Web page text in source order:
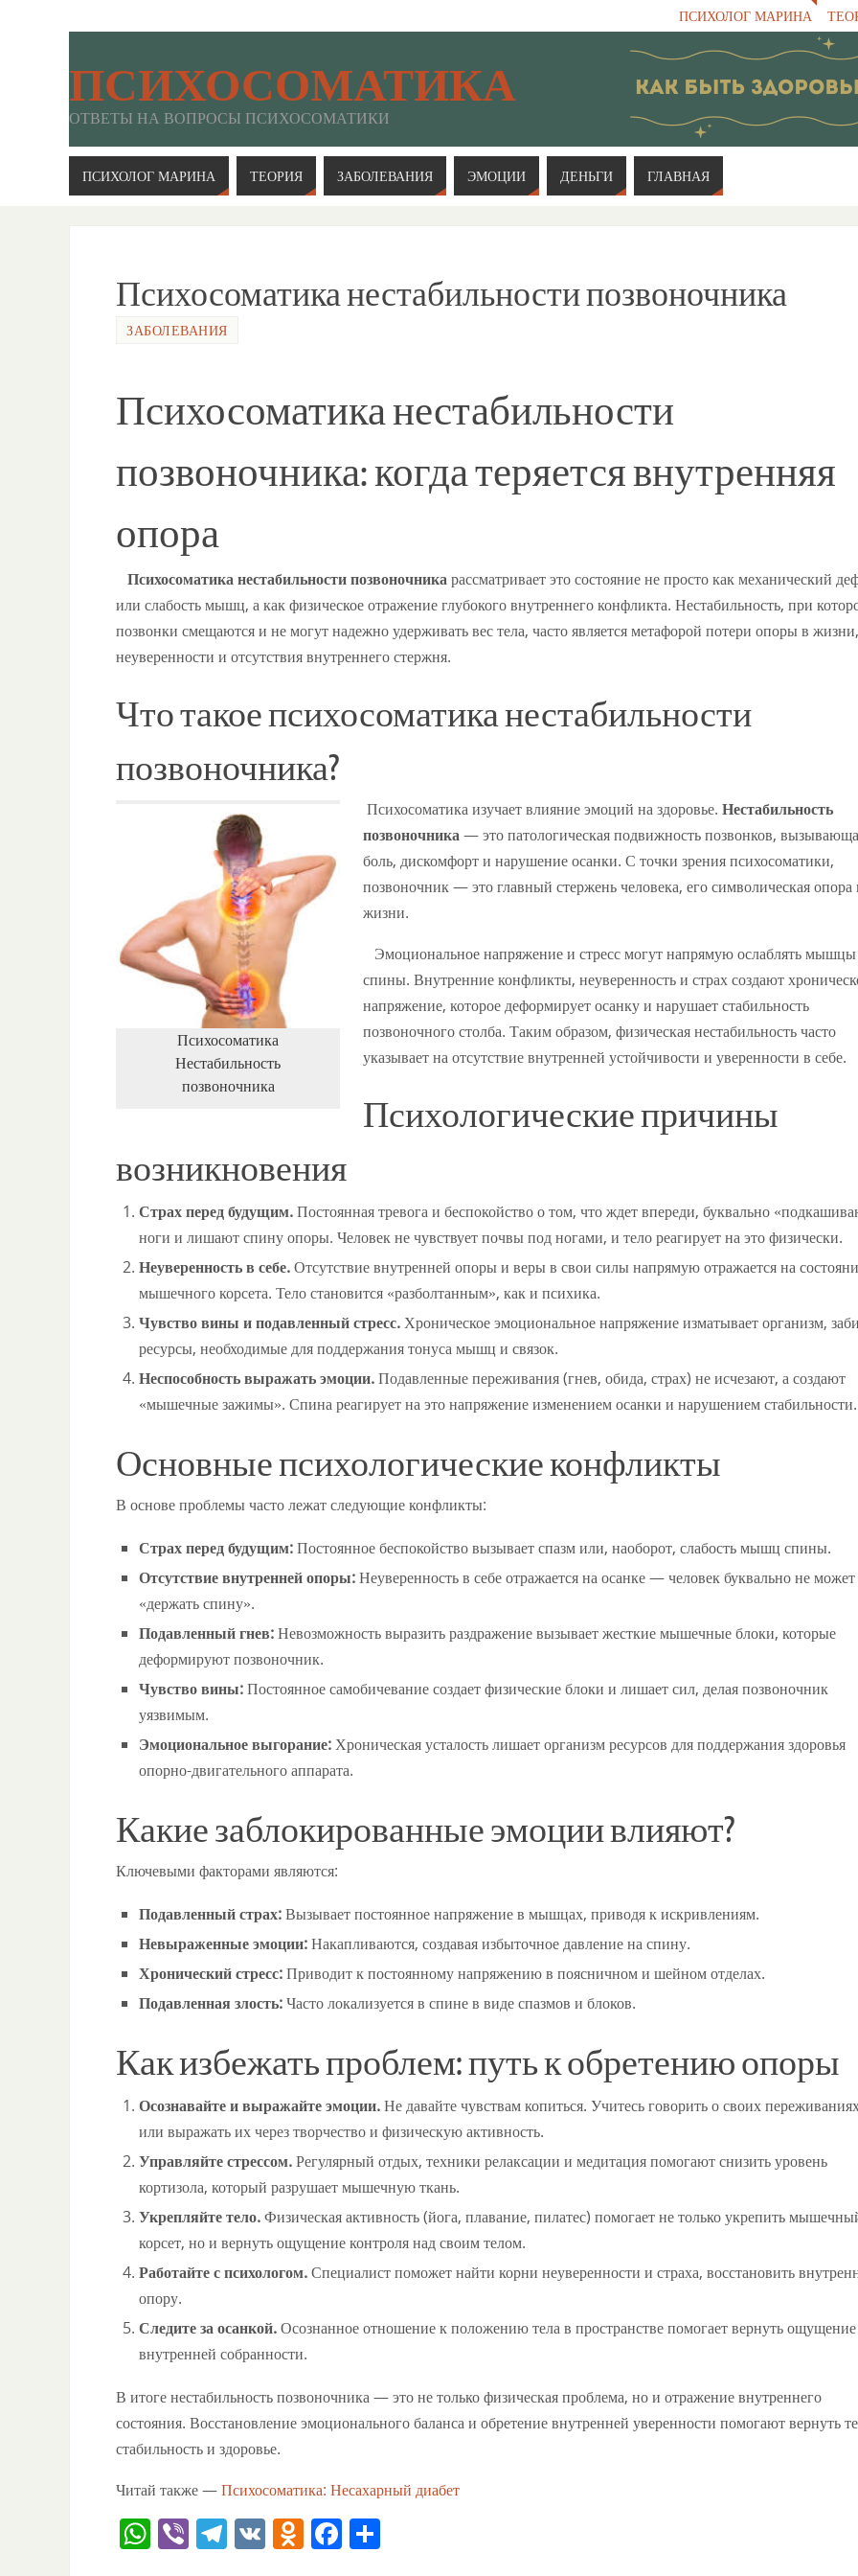
ПСИХОЛОГ МАРИНА
ПСИХОСОМАТИКА
ОТВЕТЫ НА ВОПРОСЫ ПСИХОСОМАТИКИ
ПСИХОЛОГ МАРИНА ТЕОРИЯ ЗАБОЛЕВАНИЯ ЭМОЦИИ ДЕНЬГИ ГЛАВНАЯ
Психосоматика нестабильности позвоночника
ЗАБОЛЕВАНИЯ
Психосоматика нестабильности
позвоночника: когда теряется внутренняя
опора
Психосоматика нестабильности позвоночникарассматривает это состояние не просто как механический
или слабость мышц, а как физическое отражение глубокого внутреннего конфликта. Нестабильность, при
позвонки смещаются и не могут надежно удерживать вес тела, часто является метафорой потери опоры в жизни,
неуверенности и отсутствия внутреннего стержня.
Что такое психосоматика нестабильности
позвоночника?
Психосоматика
Нестабильность
позвоночника
Психосоматика изучает влияние эмоций на здоровье. Нестабильность
позвоночника— это патологическая подвижность позвонков,
боль, дискомфорт и нарушение осанки. С точки зрения психосоматики,
позвоночник — это главный стержень человека, его символическая опора
жизни.
Эмоциональное напряжение и стресс могут напрямую ослаблять мышцы
спины. Внутренние конфликты, неуверенность и страх создают
напряжение, которое деформирует осанку и нарушает стабильность
позвоночного столба. Таким образом, физическая нестабильность часто
указывает на отсутствие внутренней устойчивости и уверенности в себе.
Психологические причины
возникновения
Страх перед будущим.Постоянная тревога и беспокойство о том, что ждет впереди, буквально
ноги и лишают спину опоры. Человек не чувствует почвы под ногами, и тело реагирует на это физически.
Неуверенность в себе.Отсутствие внутренней опоры и веры в свои силы напрямую отражается на
мышечного корсета. Тело становится «разболтанным», как и психика.
Чувство вины и подавленный стресс.Хроническое эмоциональное напряжение изматывает организм,
ресурсы, необходимые для поддержания тонуса мышц и связок.
Неспособность выражать эмоции.Подавленные переживания (гнев, обида, страх) не исчезают, а создают
«мышечные зажимы». Спина реагирует на это напряжение изменением осанки и нарушением стабильности.
Основные психологические конфликты
В основе проблемы часто лежат следующие конфликты:
Страх перед будущим:Постоянное беспокойство вызывает спазм или, наоборот, слабость мышц спины.
Отсутствие внутренней опоры:Неуверенность в себе отражается на осанке — человек буквально не может
«держать спину».
Подавленный гнев:Невозможность выразить раздражение вызывает жесткие мышечные блоки, которые
деформируют позвоночник.
Чувство вины:Постоянное самобичевание создает физические блоки и лишает сил, делая позвоночник
уязвимым.
Эмоциональное выгорание:Хроническая усталость лишает организм ресурсов для поддержания здоровья
опорно-двигательного аппарата.
Какие заблокированные эмоции влияют?
Ключевыми факторами являются:
Подавленный страх:Вызывает постоянное напряжение в мышцах, приводя к искривлениям.
Невыраженные эмоции:Накапливаются, создавая избыточное давление на спину.
Хронический стресс:Приводит к постоянному напряжению в поясничном и шейном отделах.
Подавленная злость:Часто локализуется в спине в виде спазмов и блоков.
Как избежать проблем: путь к обретению опоры
Осознавайте и выражайте эмоции.Не давайте чувствам копиться. Учитесь говорить о своих
или выражать их через творчество и физическую активность.
Управляйте стрессом.Регулярный отдых, техники релаксации и медитация помогают снизить уровень
кортизола, который разрушает мышечную ткань.
Укрепляйте тело.Физическая активность (йога, плавание, пилатес) помогает не только укрепить
корсет, но и вернуть ощущение контроля над своим телом.
Работайте с психологом.Специалист поможет найти корни неуверенности и страха, восстановить
опору.
Следите за осанкой.Осознанное отношение к положению тела в пространстве помогает вернуть ощущение
внутренней собранности.
В итоге нестабильность позвоночника — это не только физическая проблема, но и отражение внутреннего
состояния. Восстановление эмоционального баланса и обретение внутренней уверенности помогают вернуть
стабильность и здоровье.
Читай также —Психосоматика: Несахарный диабет
W Vi T V O F